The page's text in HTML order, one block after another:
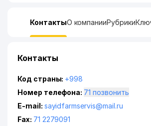
КонтактыО компанииРубрики
Контакты
Код страны: +998
Номер телефона:
71 позвонить
E-mail: sayidfarmservis@mail.ru
Fax: 71 2279091